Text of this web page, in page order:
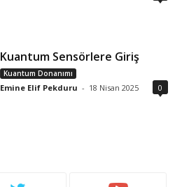
Kuantum Sensörlere Giriş
Kuantum Donanımı
Emine Elif Pekduru - 18 Nisan 2025 0